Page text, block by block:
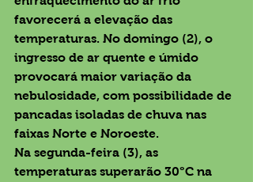
favorecerá a elevação das
temperaturas. No domingo (2), o
ingresso de ar quente e úmido
provocará maior variação da
nebulosidade, com possibilidade de
pancadas isoladas de chuva nas
faixas Norte e Noroeste.
Na segunda-feira (3), as
temperaturas superarão 30°C na